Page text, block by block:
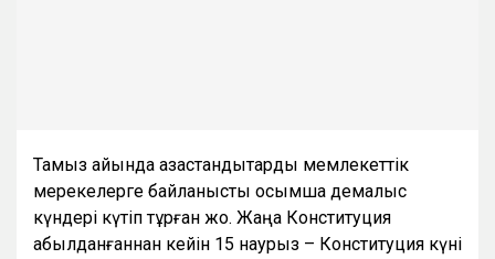
Тамыз айында қазақстандықтарды мемлекеттік
мерекелерге байланысты қосымша демалыс
күндері күтіп тұрған жоқ. Жаңа Конституция
қабылданғаннан кейін 15 наурыз – Конституция күні